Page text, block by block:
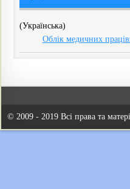
(Українська)
Облік медичних
© 2009 - 2019 Всі права та